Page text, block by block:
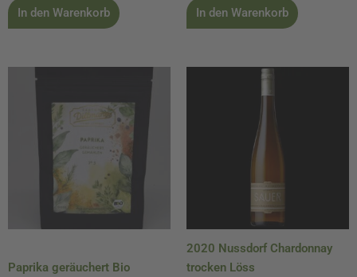
In den Warenkorb In den Warenkorb
Paprika geräuchert Bio
2020 Nussdorf Chardonnay
trocken Löss